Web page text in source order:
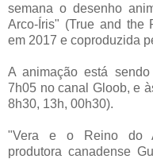
semana o desenho
Arco-Íris" (True and the
em 2017 e coproduzida
A animação está
7h05 no canal Gloob, e
8h30, 13h, 00h30).
"Vera e o Reino do
produtora canadense